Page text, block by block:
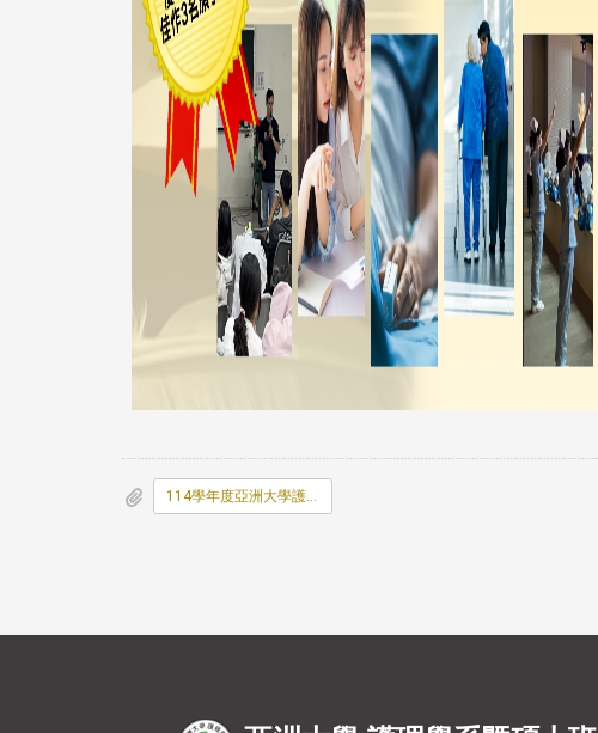
114學年度亞洲大學護理學院職涯活動經驗分享競賽辦法.pdf